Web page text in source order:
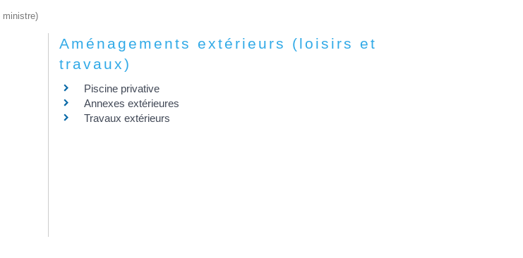
ministre)
Aménagements extérieurs (loisirs et
travaux)
Piscine privative
Annexes extérieures
Travaux extérieurs